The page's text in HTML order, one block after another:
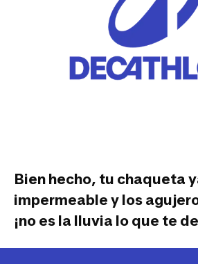
Bien hecho, tu chaqueta
impermeable y los
¡no es la lluvia lo que te